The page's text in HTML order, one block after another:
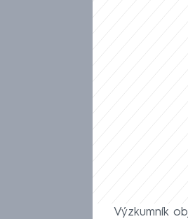
Výzkumník